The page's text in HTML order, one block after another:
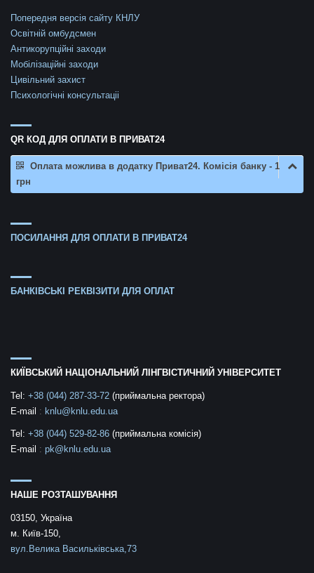
Попередня версія сайту КНЛУ
Освітній омбудсмен
Антикорупційні заходи
Мобілізаційні заходи
Цивільний захист
Психологічні консультаціі
QR КОД ДЛЯ ОПЛАТИ В ПРИВАТ24
Оплата можлива в додатку Приват24. Комісія банку - 1
грн
ПОСИЛАННЯ ДЛЯ ОПЛАТИ В ПРИВАТ24
БАНКІВСЬКІ РЕКВІЗИТИ ДЛЯ ОПЛАТ
КИЇВСЬКИЙ НАЦІОНАЛЬНИЙ ЛІНГВІСТИЧНИЙ УНІВЕРСИТЕТ
Tel: +38 (044) 287-33-72 (приймальна ректора)
E-mail : knlu@knlu.edu.ua
Tel: +38 (044) 529-82-86 (приймальна комісія)
E-mail : pk@knlu.edu.ua
НАШЕ РОЗТАШУВАННЯ
03150, Україна
м. Київ-150,
вул.Велика Васильківська,73